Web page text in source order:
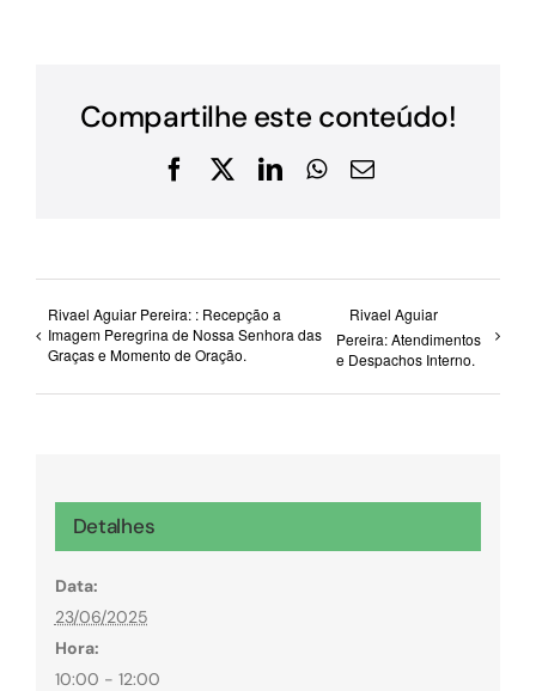
Compartilhe este conteúdo!
Facebook
X LinkedInWhatsApp
E-
Rivael Aguiar Pereira: : Recepção a
Imagem Peregrina de Nossa Senhora das
Graças e Momento de Oração.
Rivael Aguiar
Pereira: Atendimentos
e Despachos Interno.
Detalhes
Data:
23/06/2025
Hora:
10:00 - 12:00